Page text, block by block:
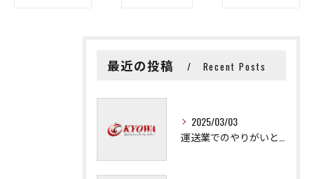
最近の投稿 Recent Posts
2025/03/03